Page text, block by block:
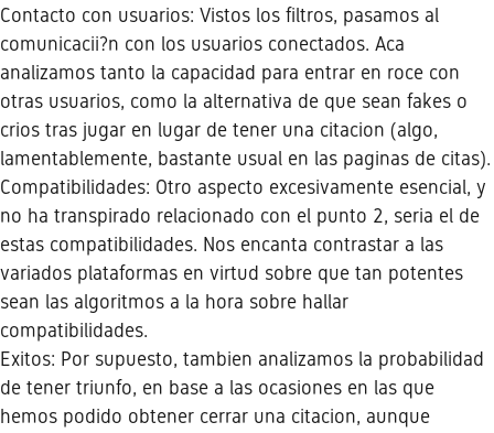
Contacto con usuarios: Vistos los filtros, pasamos al
comunicacii?n con los usuarios conectados. Aca
analizamos tanto la capacidad para entrar en roce con
otras usuarios, como la alternativa de que sean fakes o
crios tras jugar en lugar de tener una citacion (algo,
lamentablemente, bastante usual en las paginas de citas).
Compatibilidades: Otro aspecto excesivamente esencial, y
no ha transpirado relacionado con el punto 2, seri­a el de
estas compatibilidades. Nos encanta contrastar a las
variados plataformas en virtud sobre que tan potentes
sean las algoritmos a la hora sobre hallar
compatibilidades.
Exitos: Por supuesto, tambien analizamos la probabilidad
de tener triunfo, en base a las ocasiones en las que
hemos podido obtener cerrar una citacion, aunque